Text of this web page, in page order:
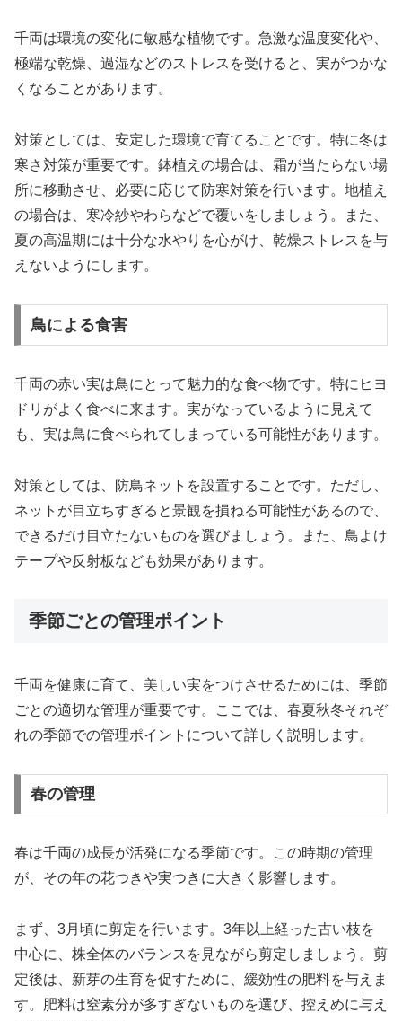
千両は環境の変化に敏感な植物です。急激な温度変化や、
極端な乾燥、過湿などのストレスを受けると、実がつかな
くなることがあります。
対策としては、安定した環境で育てることです。特に冬は
寒さ対策が重要です。鉢植えの場合は、霜が当たらない場
所に移動させ、必要に応じて防寒対策を行います。地植え
の場合は、寒冷紗やわらなどで覆いをしましょう。また、
夏の高温期には十分な水やりを心がけ、乾燥ストレスを与
えないようにします。
鳥による食害
千両の赤い実は鳥にとって魅力的な食べ物です。特にヒヨ
ドリがよく食べに来ます。実がなっているように見えて
も、実は鳥に食べられてしまっている可能性があります。
対策としては、防鳥ネットを設置することです。ただし、
ネットが目立ちすぎると景観を損ねる可能性があるので、
できるだけ目立たないものを選びましょう。また、鳥よけ
テープや反射板なども効果があります。
季節ごとの管理ポイント
千両を健康に育て、美しい実をつけさせるためには、季節
ごとの適切な管理が重要です。ここでは、春夏秋冬それぞ
れの季節での管理ポイントについて詳しく説明します。
春の管理
春は千両の成長が活発になる季節です。この時期の管理
が、その年の花つきや実つきに大きく影響します。
まず、3月頃に剪定を行います。3年以上経った古い枝を
中心に、株全体のバランスを見ながら剪定しましょう。剪
定後は、新芽の生育を促すために、緩効性の肥料を与えま
す。肥料は窒素分が多すぎないものを選び、控えめに与え